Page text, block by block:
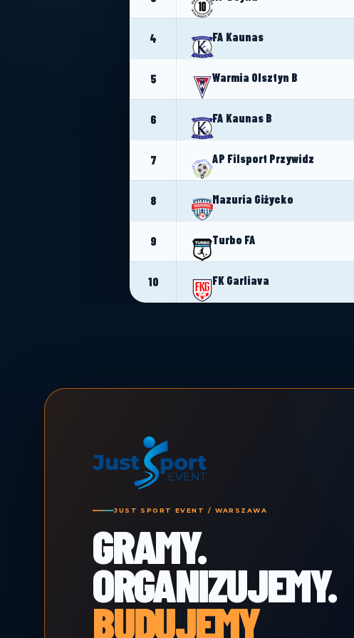
4 FA Kaunas
5 Warmia Olsztyn B
6 FA Kaunas B
7 AP Filsport Przywidz
8 Mazuria Giżycko
9 Turbo FA
10 FK Garliava
JUST SPORT EVENT / WARSZAWA
GRAMY.
ORGANIZUJEMY.
BUDUJEMY